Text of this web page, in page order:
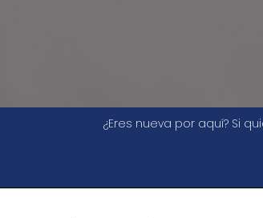
¿Eres nueva por aquí? Si